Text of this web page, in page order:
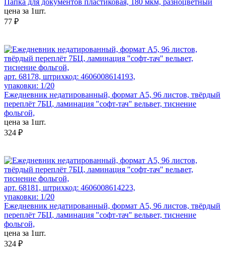
цена за 1шт.
77 ₽
арт. 68178, штрихкод: 4606008614193,
упаковки: 1/20
Ежедневник недатированный, формат А5, 96 листов, твёрдый
переплёт 7БЦ, ламинация "софт-тач" вельвет, тиснение
фольгой,
цена за 1шт.
324 ₽
арт. 68181, штрихкод: 4606008614223,
упаковки: 1/20
Ежедневник недатированный, формат А5, 96 листов, твёрдый
переплёт 7БЦ, ламинация "софт-тач" вельвет, тиснение
фольгой,
цена за 1шт.
324 ₽